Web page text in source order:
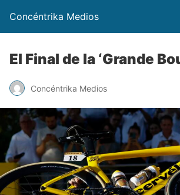
Concéntrika Medios
El Final de la ‘Grande
Concéntrika Medios